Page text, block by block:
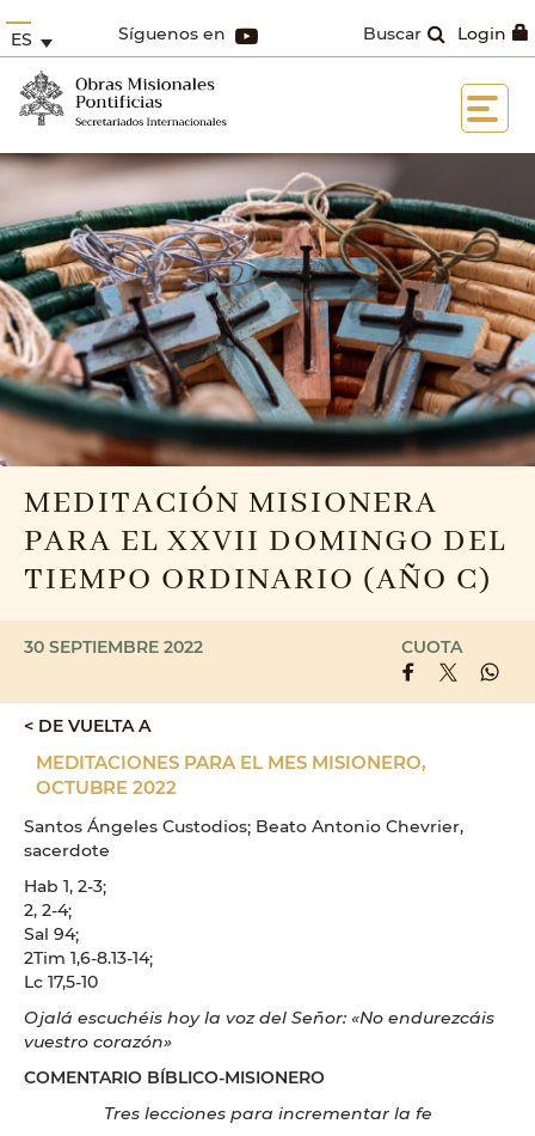
Login
Buscar
Síguenos en
ES
MEDITACIÓN MISIONERA
PARA EL XXVII DOMINGO DEL
TIEMPO ORDINARIO (AÑO C)
30 SEPTIEMBRE 2022 CUOTA
< DE VUELTA A
MEDITACIONES PARA EL MES MISIONERO,
OCTUBRE 2022
Santos Ángeles Custodios; Beato Antonio Chevrier,
sacerdote
Hab 1, 2-3;
2, 2-4;
Sal 94;
2Tim 1,6-8.13-14;
Lc 17,5-10
Ojalá escuchéis hoy la voz del Señor: «No endurezcáis
vuestro corazón»
COMENTARIO BÍBLICO-MISIONERO
Tres lecciones para incrementar la fe